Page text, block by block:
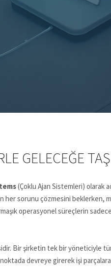
GELECEĞE
(Çoklu Ajan Sistemleri) olarak
her sorunu çözmesini beklerken,
operasyonel süreçlerin sadece
Bir şirketin tek bir yöneticiyle
devreye girerek işi parçalara